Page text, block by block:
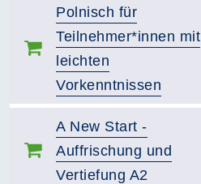
Polnisch für
Teilnehmer*innen mit
leichten
Vorkenntnissen
A New Start -
Auffrischung und
Vertiefung A2